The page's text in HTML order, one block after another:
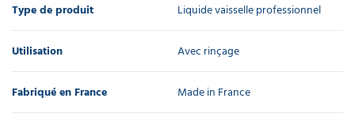
Type de produit Liquide vaisselle professionnel
Utilisation Avec rinçage
Fabriqué en France Made in France